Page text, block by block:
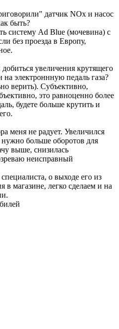
датчик NOx и насос
быть?
систему Ad Blue (мочевина) с
без проезда в Европу,
увеличения крутящего
электроннную педаль газа?
верить). Субъективно,
это равноценно более
будете больше крутить и
меня не радует. Увеличился
нужно больше оборотов для
выше, снизилась
неисправный
о выходе его из
в магазине, легко сделаем и на